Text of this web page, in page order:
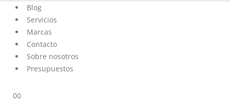
Blog
Servicios
Marcas
Contacto
Sobre nosotros
Presupuestos
00